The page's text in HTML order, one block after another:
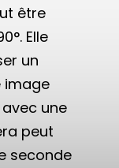
être
Elle
un
image
une
peut
seconde